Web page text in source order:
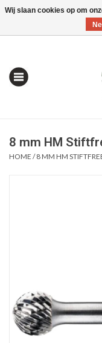
0 Artikelen -
Alles om te Frezen |
Alles om te Draaien |
8 mm HM
HOME /8 MM HM
Wij slaan cookies op om